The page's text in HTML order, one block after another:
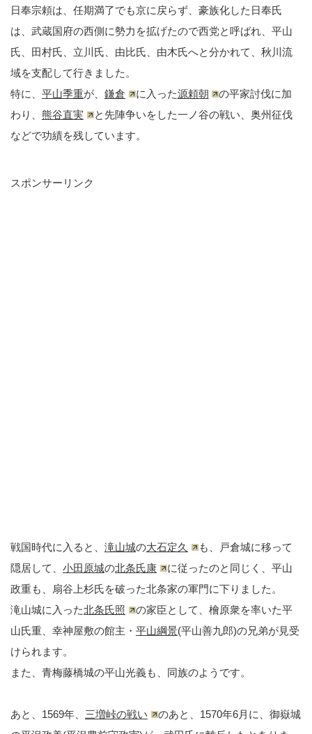
日奉宗頼は、任期満了でも京に戻らず、豪族化した日奉氏
は、武蔵国府の西側に勢力を拡げたので西党と呼ばれ、平山
氏、田村氏、立川氏、由比氏、由木氏へと分かれて、秋川流
域を支配して行きました。
特に、 平山季重が、 鎌倉 に入った源頼朝
の平家討伐に加
わり、 熊谷直実
と先陣争いをした一ノ谷の戦い、奥州征伐
などで功績を残しています。
スポンサーリンク
戦国時代に入ると、 滝山城の大石定久
も、戸倉城に移って
隠居して、 小田原城の北条氏康
に従ったのと同じく、平山
政重も、扇谷上杉氏を破った北条家の軍門に下りました。
滝山城に入った北条氏照
の家臣として、檜原衆を率いた平
山氏重、幸神屋敷の館主・ 平山綱景(平山善九郎)の兄弟が見受
けられます。
また、青梅藤橋城の平山光義も、同族のようです。
あと、1569年、 三増峠の戦い
のあと、1570年6月に、御嶽城